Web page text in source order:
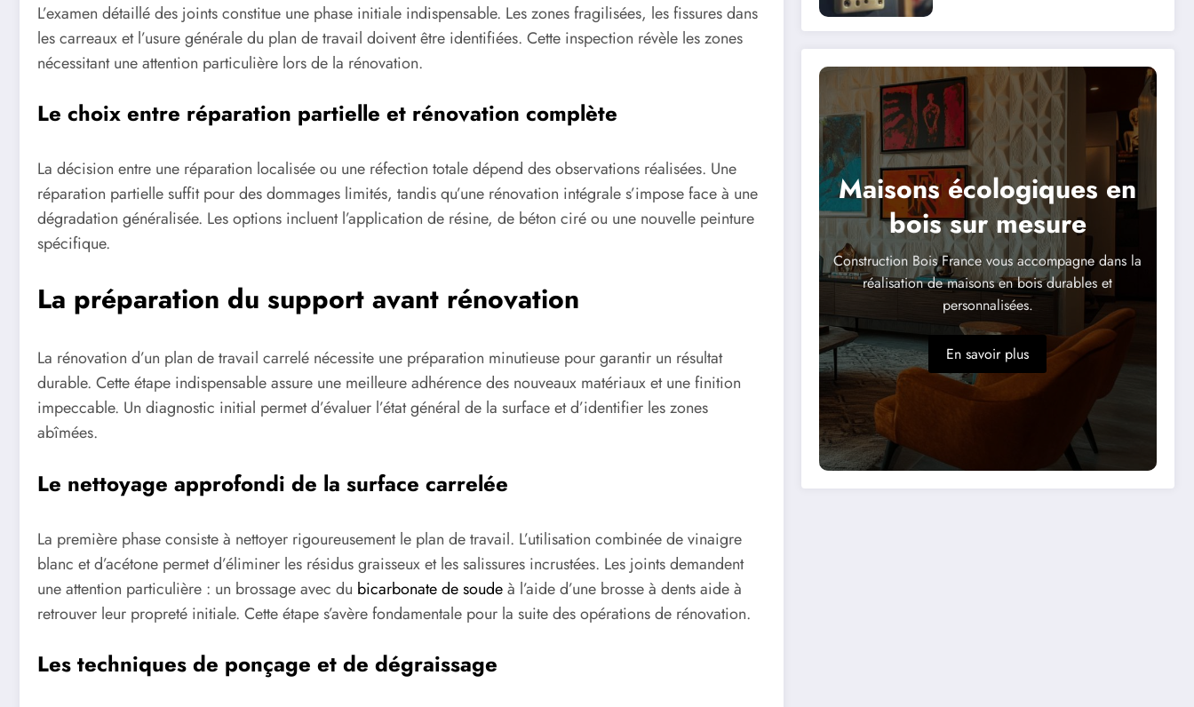
L’examen détaillé des joints constitue une phase initiale indispensable. Les zones fragilisées, les fissures dans
les carreaux et l’usure générale du plan de travail doivent être identifiées. Cette inspection révèle les zones
nécessitant une attention particulière lors de la rénovation.
Le choix entre réparation partielle et rénovation complète
La décision entre une réparation localisée ou une réfection totale dépend des observations réalisées. Une
réparation partielle suffit pour des dommages limités, tandis qu’une rénovation intégrale s’impose face à une
dégradation généralisée. Les options incluent l’application de résine, de béton ciré ou une nouvelle peinture
spécifique.
La préparation du support avant rénovation
La rénovation d’un plan de travail carrelé nécessite une préparation minutieuse pour garantir un résultat
durable. Cette étape indispensable assure une meilleure adhérence des nouveaux matériaux et une finition
impeccable. Un diagnostic initial permet d’évaluer l’état général de la surface et d’identifier les zones
abîmées.
Le nettoyage approfondi de la surface carrelée
La première phase consiste à nettoyer rigoureusement le plan de travail. L’utilisation combinée de vinaigre
blanc et d’acétone permet d’éliminer les résidus graisseux et les salissures incrustées. Les joints demandent
une attention particulière : un brossage avec du bicarbonate de soudeà l’aide d’une brosse à dents aide à
retrouver leur propreté initiale. Cette étape s’avère fondamentale pour la suite des opérations de rénovation.
Les techniques de ponçage et de dégraissage
Maisons écologiques en
bois sur mesure
Construction Bois France vous accompagne dans la
réalisation de maisons en bois durables et
personnalisées.
En savoir plus